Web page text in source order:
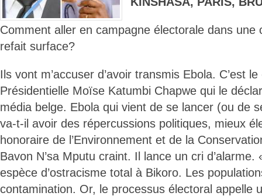
Comment aller en campagne électorale dans une
refait surface?
Ils vont m’accuser d’avoir transmis Ebola. C’est
Présidentielle Moïse Katumbi Chapwe qui le
média belge. Ebola qui vient de se lancer (ou de
va-t-il avoir des répercussions politiques, mieux
honoraire de l’Environnement et de la
Bavon N’sa Mputu craint. Il lance un cri d’alarme.
espèce d’ostracisme total à Bikoro. Les
contamination. Or, le processus électoral appelle